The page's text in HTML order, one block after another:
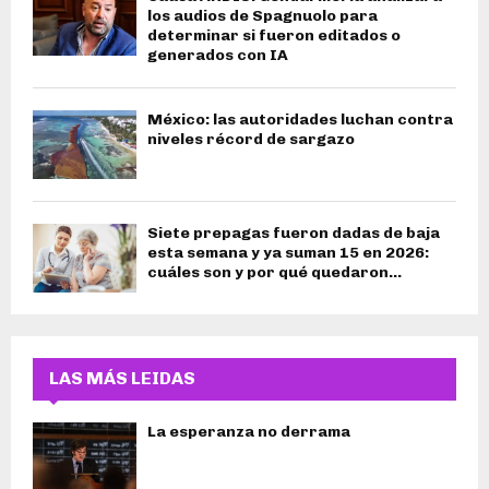
los audios de Spagnuolo para
determinar si fueron editados o
generados con IA
México: las autoridades luchan contra
niveles récord de sargazo
Siete prepagas fueron dadas de baja
esta semana y ya suman 15 en 2026:
cuáles son y por qué quedaron...
LAS MÁS LEIDAS
La esperanza no derrama